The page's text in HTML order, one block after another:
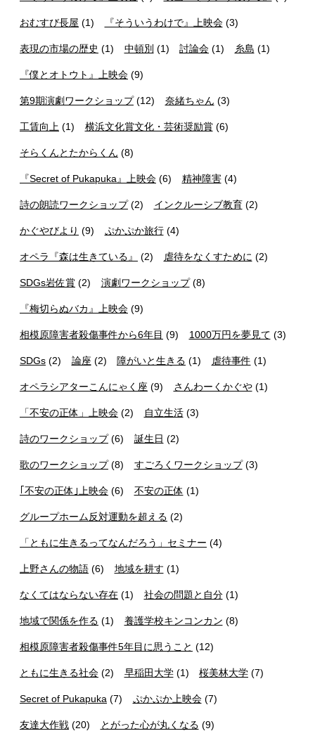
おむすび長屋 (1) 『そういうわけで』上映会(3)
表現の市場の歴史 (1) 中頓別 (1) 討論会 (1) 糸島 (1)
『僕とオトウト』上映会 (9)
第9期演劇ワークショップ(12) 奈緒ちゃん (3)
工賃向上 (1) 横浜文化賞文化・芸術奨励賞(6)
そらくんとたからくん (8)
『Secret of Pukapuka』上映会 (6) 精神障害(4)
詩の朗読ワークショップ(2) インクルーシブ教育(2)
かぐやびより (9) ぷかぷか旅行(4)
オペラ『森は生きている』 (2) 虐待をなくすために (2)
SDGs岩佐賞 (2) 演劇ワークショップ(8)
『梅切らぬバカ』上映会 (9)
相模原障害者殺傷事件から6年目 (9) 1000万円を夢見て (3)
SDGs (2) 論座 (2) 障がいと生きる (1) 虐待事件 (1)
オペラシアターこんにゃく座 (9) さんわーくかぐや(1)
「不安の正体」上映会 (2) 自立生活(3)
詩のワークショップ(6) 誕生日 (2)
歌のワークショップ(8) すごろくワークショップ(3)
｢不安の正体｣上映会 (6) 不安の正体 (1)
グループホーム反対運動を超える (2)
「ともに生きるってなんだろう」セミナー (4)
上野さんの物語 (6) 地域を耕す (1)
なくてはならない存在 (1) 社会の問題と自分(1)
地域で関係を作る (1) 養護学校キンコンカン (8)
相模原障害者殺傷事件5年目に思うこと (12)
ともに生きる社会 (2) 早稲田大学(1) 桜美林大学 (7)
Secret of Pukapuka (7) ぷかぷか上映会(7)
友達大作戦 (20) とがった心が丸くなる (9)